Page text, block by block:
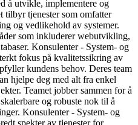
å utvikle, implementere og
tilbyr tjenester som omfatter
og vedlikehold av systemer.
som inkluderer webutvikling,
Konsulenter - System- og
fokus på kvalitetssikring av
kundens behov. Deres team
hjelpe deg med alt fra enkel
Teamet jobber sammen for å
og robuste nok til å
Konsulenter - System- og
spekter av tjenester for